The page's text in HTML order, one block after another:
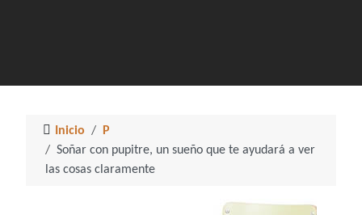
Inicio
P
Soñar con pupitre, un sueño que te ayudará a ver
las cosas claramente